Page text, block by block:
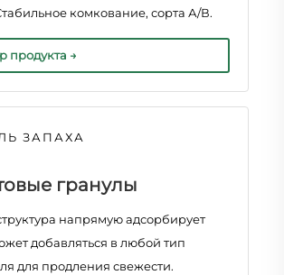
комкование, сорта А/В.
продукта →
ЗАПАХА
гранулы
напрямую адсорбирует
добавляться в любой тип
для продления свежести.